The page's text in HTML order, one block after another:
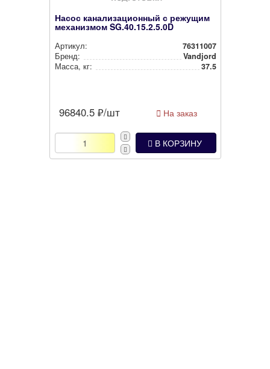
Насос канализационный с режущим
механизмом SG.40.15.2.5.0D
Артикул:
76311007
Бренд:
Vandjord
Масса, кг:
37.5
96840.5 ₽/шт На заказ
В КОРЗИНУ